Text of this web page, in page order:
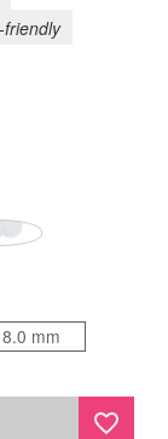
friendly
8.0 mm